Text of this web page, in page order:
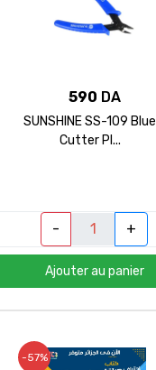
590 DA
SUNSHINE SS-109 Blue
Cutter Pl...
- +
Ajouter au panier
-57%